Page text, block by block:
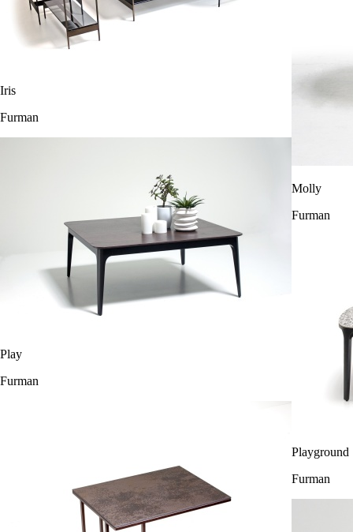
Iris
Furman
Molly
Furman
Play
Furman
Playground
Furman